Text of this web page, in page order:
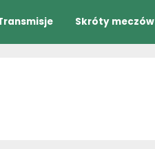
Skróty meczów